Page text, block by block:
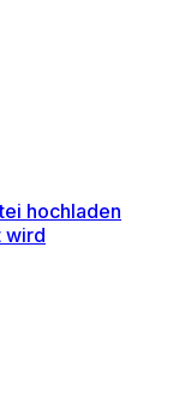
hochladen
wird